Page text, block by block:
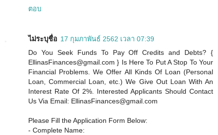
ตอบ
ไม่ระบุชื่อ 17 กุมภาพันธ์ 2562 เวลา 07:39
Do You Seek Funds To Pay Off Credits and Debts? {
EllinasFinances@gmail.com } Is Here To Put A Stop To Your
Financial Problems. We Offer All Kinds Of Loan (Personal
Loan, Commercial Loan, etc.) We Give Out Loan With An
Interest Rate Of 2%. Interested Applicants Should Contact
Us Via Email: EllinasFinances@gmail.com
Please Fill the Application Form Below:
- Complete Name: